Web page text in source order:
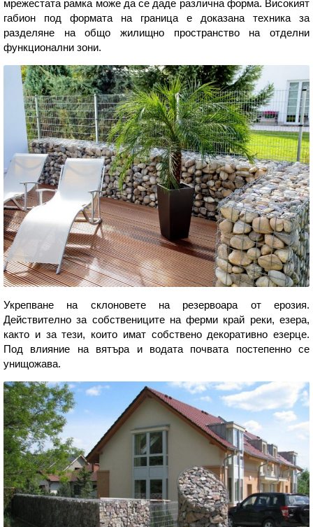
мрежестата рамка може да се даде различна форма. Високият
габион под формата на граница е доказана техника за
разделяне на общо жилищно пространство на отделни
функционални зони.
Укрепване на склоновете на резервоара от ерозия.
Действително за собствениците на ферми край реки, езера,
както и за тези, които имат собствено декоративно езерце.
Под влияние на вятъра и водата почвата постепенно се
унищожава.